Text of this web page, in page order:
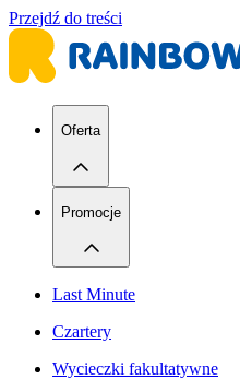
Przejdź do treści
Oferta
Promocje
Last Minute
Czartery
Wycieczki fakultatywne